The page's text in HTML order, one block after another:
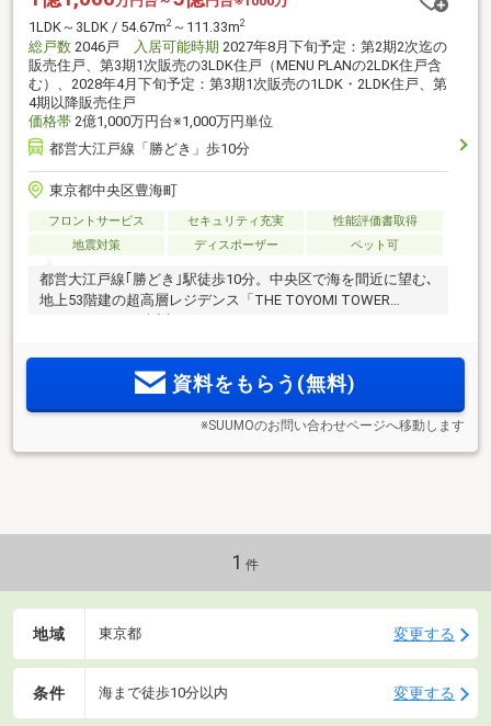
1LDK～3LDK / 54.67m2 ～111.33m2
総戸数 2046戸 入居可能時期 2027年8月下旬予定：第2期2次迄の
販売住戸、第3期1次販売の3LDK住戸（MENU PLANの2LDK住戸含
む）、2028年4月下旬予定：第3期1次販売の1LDK・2LDK住戸、第
4期以降販売住戸
価格帯 2億1,000万円台※1,000万円単位
都営大江戸線「勝どき」歩10分
東京都中央区豊海町
フロントサービス セキュリティ充実
性能評価書取得
地震対策
ディスポーザー ペット可
都営大江戸線｢勝どき｣駅徒歩10分。中央区で海を間近に望む､
地上53階建の超高層レジデンス「THE TOYOMI TOWER
資料をもらう(無料)
※SUUMOのお問い合わせページへ移動します
1 件
地域 東京都 変更する
条件 海まで徒歩10分以内 変更する